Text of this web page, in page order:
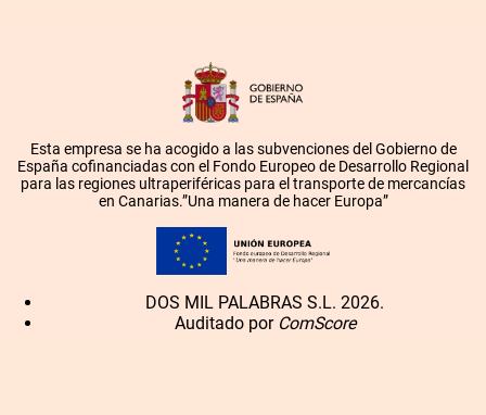
Esta empresa se ha acogido a las subvenciones del Gobierno de
España cofinanciadas con el Fondo Europeo de Desarrollo Regional
para las regiones ultraperiféricas para el transporte de mercancías
en Canarias.”Una manera de hacer Europa”
DOS MIL PALABRAS S.L. 2026.
Auditado por ComScore